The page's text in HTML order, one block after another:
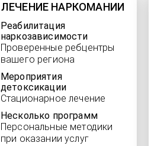
ЛЕЧЕНИЕ НАРКОМАНИИ
Реабилитация
наркозависимости
Проверенные ребцентры
вашего региона
Мероприятия
детоксикации
Стационарное лечение
Несколько программ
Персональные методики
при оказании услуг